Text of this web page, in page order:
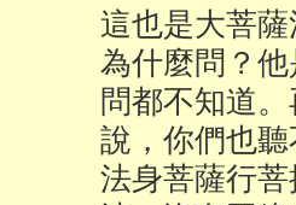
這也是大菩
為什麼問？
問都不知道
說，你們也
法身菩薩行